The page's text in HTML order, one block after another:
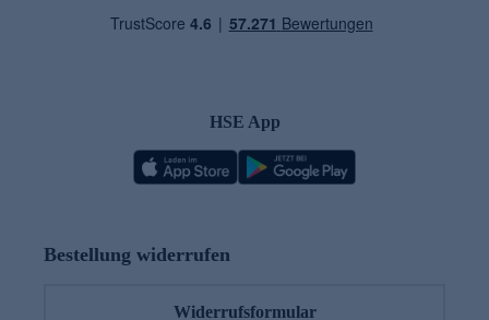
HSE App
Bestellung widerrufen
Widerrufsformular